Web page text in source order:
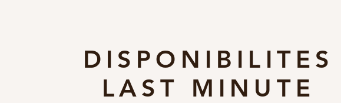
DISPONIBILITES
LAST MINUTE